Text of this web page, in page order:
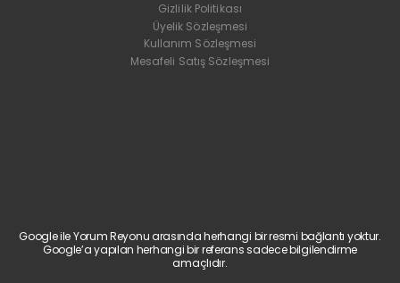
Gizlilik Politikası
Üyelik Sözleşmesi
Kullanım Sözleşmesi
Mesafeli Satış Sözleşmesi
Google ile Yorum Reyonu arasında herhangi bir resmi bağlantı yoktur.
Google’a yapılan herhangi bir referans sadece bilgilendirme
amaçlıdır.